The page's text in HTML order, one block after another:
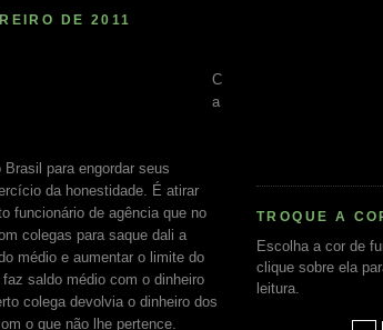
DE 2011
C
a
para engordar seus
da honestidade. É atirar
funcionário de agência que no
colegas para saque dali a
médio e aumentar o limite do
saldo médio com o dinheiro
colega devolvia o dinheiro dos
o que não lhe pertence.
TROQUE A
Escolha a cor de
clique sobre ela
leitura.